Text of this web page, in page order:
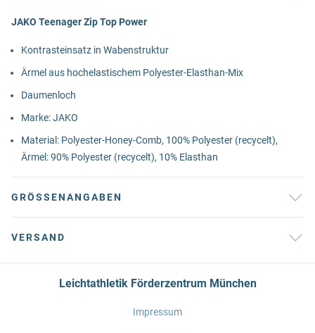
JAKO Teenager Zip Top Power
Kontrasteinsatz in Wabenstruktur
Ärmel aus hochelastischem Polyester-Elasthan-Mix
Daumenloch
Marke: JAKO
Material: Polyester-Honey-Comb, 100% Polyester (recycelt),
Ärmel: 90% Polyester (recycelt), 10% Elasthan
GRÖSSENANGABEN
VERSAND
Leichtathletik Förderzentrum München
Impressum